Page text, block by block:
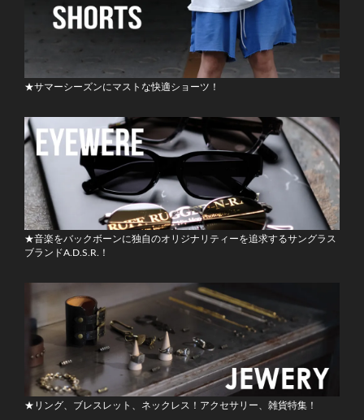
★サマーシーズンにマストな快適ショーツ！
★音楽をバックボーンに独自のオリジナリティーを追求するサングラス
ブランドA.D.S.R.！
★リング、ブレスレット、ネックレス！アクセサリー、雑貨特集！